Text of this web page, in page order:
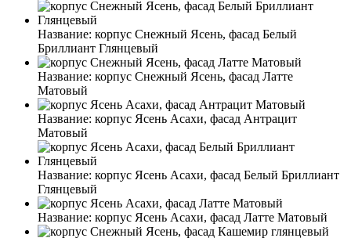
Название: корпус Снежный Ясень, фасад Белый
Бриллиант Глянцевый
Название: корпус Снежный Ясень, фасад Латте
Матовый
Название: корпус Ясень Асахи, фасад Антрацит
Матовый
Название: корпус Ясень Асахи, фасад Белый Бриллиант
Глянцевый
Название: корпус Ясень Асахи, фасад Латте Матовый